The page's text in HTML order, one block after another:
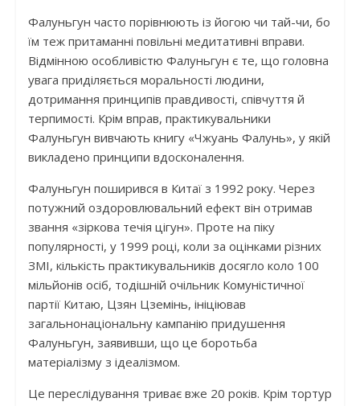
Фалуньгун часто порівнюють із йогою чи тай-чи, бо
їм теж притаманні повільні медитативні вправи.
Відмінною особливістю Фалуньгун є те, що головна
увага приділяється моральності людини,
дотримання принципів правдивості, співчуття й
терпимості. Крім вправ, практикувальники
Фалуньгун вивчають книгу «Чжуань Фалунь», у якій
викладено принципи вдосконалення.
Фалуньгун поширився в Китаї з 1992 року. Через
потужний оздоровлювальний ефект він отримав
звання «зіркова течія цігун». Проте на піку
популярності, у 1999 році, коли за оцінками різних
ЗМІ, кількість практикувальників досягло коло 100
мільйонів осіб, тодішній очільник Комуністичної
партії Китаю, Цзян Цземінь, ініціював
загальнонаціональну кампанію придушення
Фалуньгун, заявивши, що це боротьба
матеріалізму з ідеалізмом.
Це переслідування триває вже 20 років. Крім тортур